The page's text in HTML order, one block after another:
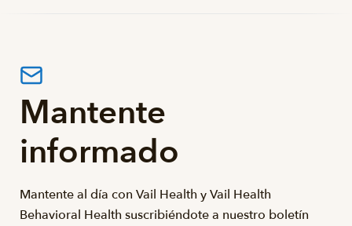
Mantente
informado
Mantente al día con Vail Health y Vail Health
Behavioral Health suscribiéndote a nuestro boletín